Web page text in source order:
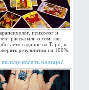
психолог и
рассказали о том, как
гадание на Таро, и
результатам на 100%.
носить кольцо?